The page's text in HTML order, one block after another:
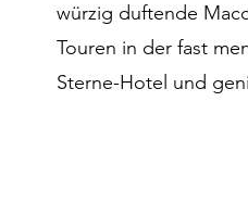
würzig duftende
Touren in der fast
Sterne-Hotel und